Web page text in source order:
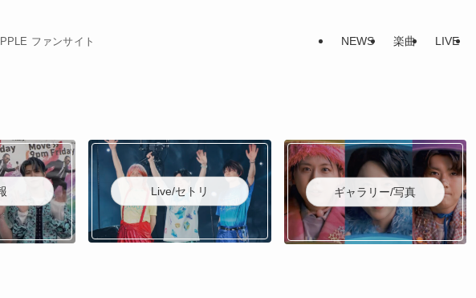
ファンサイト NEWS 楽曲 LIVE
Live/セトリ ギャラリー/写真